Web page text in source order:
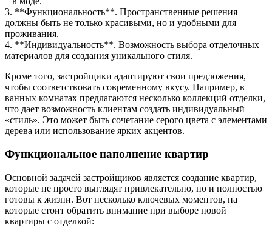
3. **Функциональность**. Пространственные решения
должны быть не только красивыми, но и удобными для
проживания.
4. **Индивидуальность**. Возможность выбора отделочных
материалов для создания уникального стиля.
Кроме того, застройщики адаптируют свои предложения,
чтобы соответствовать современному вкусу. Например, в
ванных комнатах предлагаются несколько коллекций отделки,
что дает возможность клиентам создать индивидуальный
«стиль». Это может быть сочетание серого цвета с элементами
дерева или использование ярких акцентов.
Функциональное наполнение квартир
Основной задачей застройщиков является создание квартир,
которые не просто выглядят привлекательно, но и полностью
готовы к жизни. Вот несколько ключевых моментов, на
которые стоит обратить внимание при выборе новой
квартиры с отделкой: